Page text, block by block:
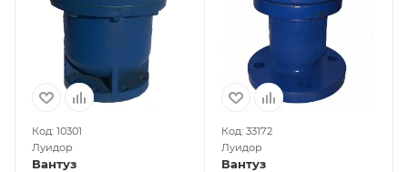
Код: 10301
Луидор
Вантуз
Код: 33172
Луидор
Вантуз